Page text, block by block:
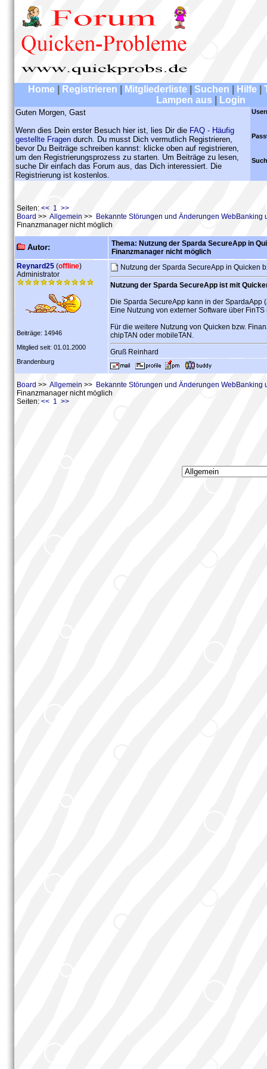
Home Registrieren Mitgliederliste Suchen Hilfe
Lampen aus
Login
Guten Morgen, Gast
Wenn dies Dein erster Besuch hier ist, lies Dir die FAQ - Häufig
gestellte Fragen durch. Du musst Dich vermutlich Registrieren,
bevor Du Beiträge schreiben kannst: klicke oben auf registrieren,
um den Registrierungsprozess zu starten. Um Beiträge zu lesen,
suche Dir einfach das Forum aus, das Dich interessiert. Die
Registrierung ist kostenlos.
Seiten: << 1 >>
Board >> Allgemein >> Bekannte Störungen und Änderungen WebBanking
Finanzmanager nicht möglich
Autor:
Thema: Nutzung der Sparda SecureApp in
Finanzmanager nicht möglich
Reynard25 (offline)
Administrator
Beiträge: 14946
Mitglied seit: 01.01.2000
Brandenburg
Nutzung der Sparda SecureApp in Quicken
Nutzung der Sparda SecureApp ist mit
Die Sparda SecureApp kann in der
Eine Nutzung von externer Software über
Für die weitere Nutzung von Quicken bzw.
chipTAN oder mobileTAN.
Gruß Reinhard
Board >> Allgemein >> Bekannte Störungen und Änderungen WebBanking
Finanzmanager nicht möglich
Seiten: << 1 >>